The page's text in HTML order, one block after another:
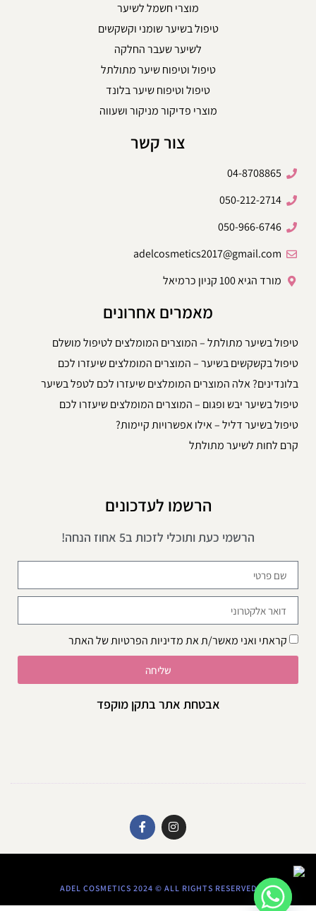
מוצרי חשמל לשיער
טיפול בשיער שומני וקשקשים
לשיער שעבר החלקה
טיפול וטיפוח שיער מתולתל
טיפול וטיפוח שיער בלונד
מוצרי פדיקור מניקור ושעווה
צור קשר
04-8708865
050-212-2714
050-966-6746
adelcosmetics2017@gmail.com
מורד הגיא 100 קניון כרמיאל
מאמרים אחרונים
טיפול בשיער מתולתל – המוצרים המומלצים לטיפול מושלם
טיפול בקשקשים בשיער – המוצרים המומלצים שיעזרו לכם
בלונדינים? אלה המוצרים המומלצים שיעזרו לכם לטפל בשיער
טיפול בשיער יבש ופגום – המוצרים המומלצים שיעזרו לכם
טיפול בשיער דליל – אילו אפשרויות קיימות?
קרם לחות לשיער מתולתל
הרשמו לעדכונים
הרשמי כעת ותוכלי לזכות ב5 אחוז הנחה!
קראתי ואני מאשר/ת אתמדיניות הפרטיותשל האתר
שליחה
אבטחת אתר בתקן מוקפד
ADEL COSMETICS 2024 © ALL RIGHTS RESERVED​